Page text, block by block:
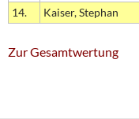
14.
Kaiser, Stephan
Zur Gesamtwertung